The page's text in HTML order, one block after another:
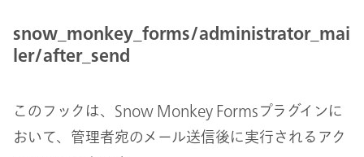
snow_monkey_forms/administrator_mai
ler/after_send
このフックは、Snow Monkey Formsプラグインに
おいて、管理者宛のメール送信後に実行されるアク